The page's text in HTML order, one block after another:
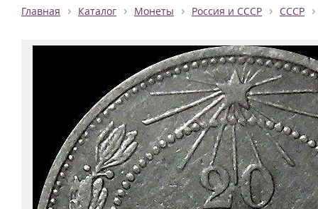
Главная › Каталог › Монеты › Россия и СССР › СССР ›